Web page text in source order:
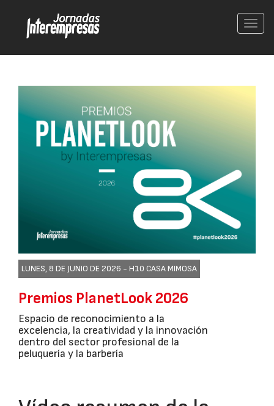
LUNES, 8 DE JUNIO DE 2026 - H10 CASA MIMOSA
Premios PlanetLook 2026
Espacio de reconocimiento a la
excelencia, la creatividad y la innovación
dentro del sector profesional de la
peluquería y la barbería